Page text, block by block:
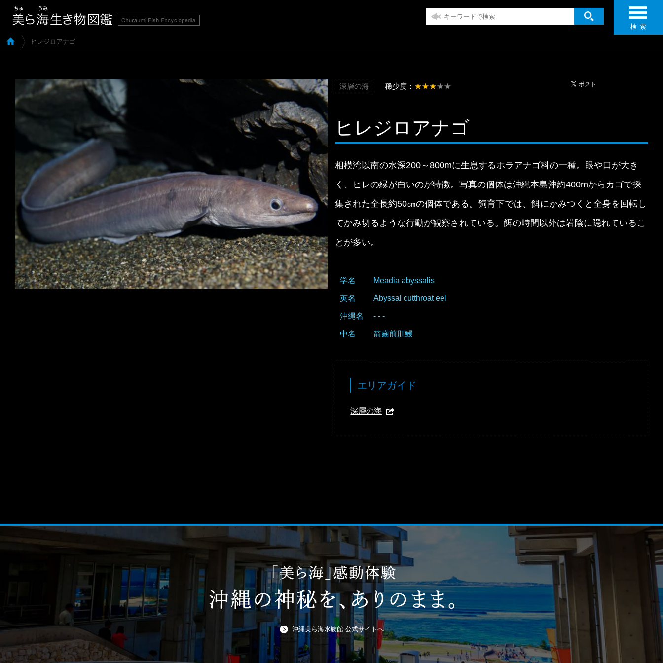
検 索
ヒレジロアナゴ
深層の海 稀少度： ★★★★★
ヒレジロアナゴ
相模湾以南の水深200～800mに生息するホラアナゴ科の一種。眼や口が大き
く、ヒレの縁が白いのが特徴。写真の個体は沖縄本島沖約400mからカゴで採
集された全長約50㎝の個体である。飼育下では、餌にかみつくと全身を回転し
てかみ切るような行動が観察されている。餌の時間以外は岩陰に隠れているこ
とが多い。
学名 Meadia abyssalis
英名 Abyssal cutthroat eel
沖縄名 - - -
中名 箭齒前肛鰻
エリアガイド
深層の海
沖縄美ら海水族館 公式サイトへ